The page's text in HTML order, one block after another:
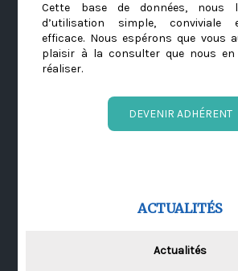
Cette base de données, nous
d’utilisation simple, conviviale
efficace. Nous espérons que vous
plaisir à la consulter que nous
réaliser.
DEVENIR ADHÉRENT
ACTUALITÉS
Actualités